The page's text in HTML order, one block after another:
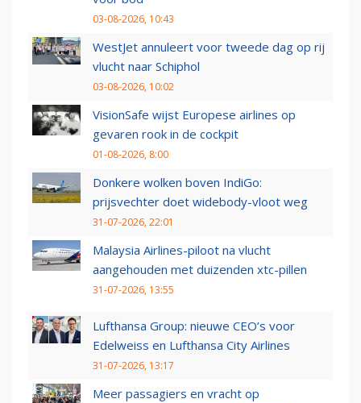
03-08-2026, 10:43
WestJet annuleert voor tweede dag op rij
vlucht naar Schiphol
03-08-2026, 10:02
VisionSafe wijst Europese airlines op
gevaren rook in de cockpit
01-08-2026, 8:00
Donkere wolken boven IndiGo:
prijsvechter doet widebody-vloot weg
31-07-2026, 22:01
Malaysia Airlines-piloot na vlucht
aangehouden met duizenden xtc-pillen
31-07-2026, 13:55
Lufthansa Group: nieuwe CEO’s voor
Edelweiss en Lufthansa City Airlines
31-07-2026, 13:17
Meer passagiers en vracht op